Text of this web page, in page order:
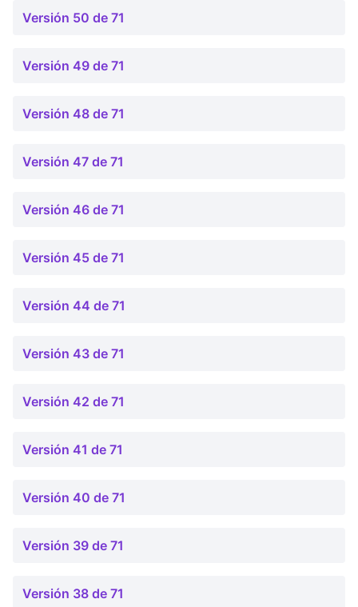
Versión 50 de 71
Versión 49 de 71
Versión 48 de 71
Versión 47 de 71
Versión 46 de 71
Versión 45 de 71
Versión 44 de 71
Versión 43 de 71
Versión 42 de 71
Versión 41 de 71
Versión 40 de 71
Versión 39 de 71
Versión 38 de 71